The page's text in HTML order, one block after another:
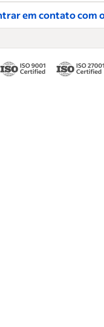
e reter ótimos
diretrizes editoriais
em contato com